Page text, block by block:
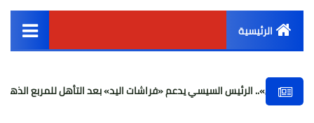
الرئيسية
أخبار مصر
الرئيس السيسي يدعم «فراشات اليد» بعد التأهل للمربع الذهبي